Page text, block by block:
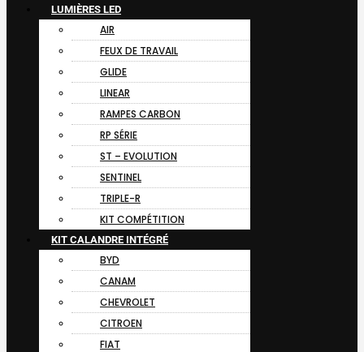
LUMIÈRES LED
AIR
FEUX DE TRAVAIL
GLIDE
LINEAR
RAMPES CARBON
RP SÉRIE
ST – EVOLUTION
SENTINEL
TRIPLE-R
KIT COMPÉTITION
KIT CALANDRE INTÉGRÉ
BYD
CANAM
CHEVROLET
CITROEN
FIAT